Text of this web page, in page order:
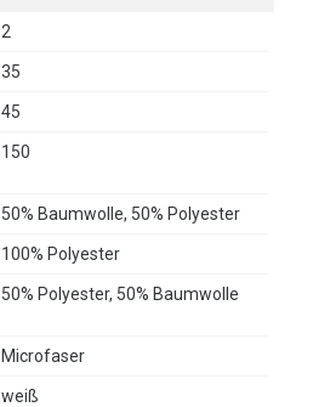
2
35
45
150
50% Baumwolle, 50% Polyester
100% Polyester
50% Polyester, 50% Baumwolle
Microfaser
weiß